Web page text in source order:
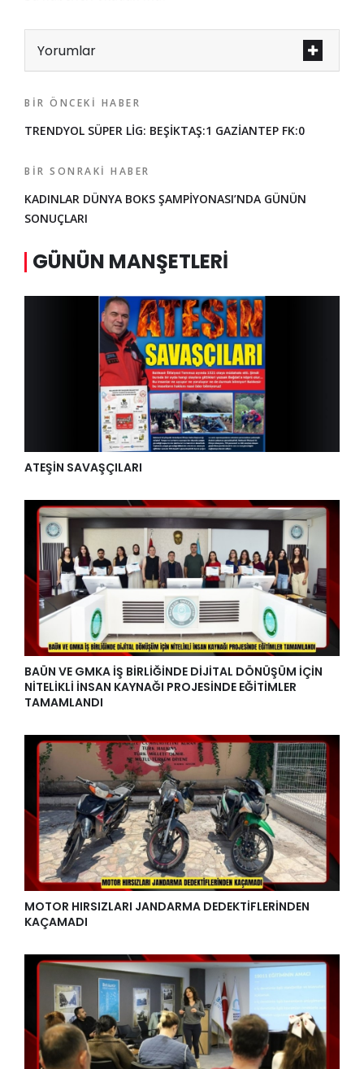
Yorumlar
BIR ÖNCEKI HABER
TRENDYOL SÜPER LİG: BEŞİKTAŞ:1 GAZİANTEP FK:0
BIR SONRAKI HABER
KADINLAR DÜNYA BOKS ŞAMPİYONASI’NDA GÜNÜN
SONUÇLARI
GÜNÜN MANŞETLERI
ATEŞİN SAVAŞÇILARI
BAÜN VE GMKA İŞ BİRLİĞİNDE DİJİTAL DÖNÜŞÜM İÇİN
NİTELİKLİ İNSAN KAYNAĞI PROJESİNDE EĞİTİMLER
TAMAMLANDI
MOTOR HIRSIZLARI JANDARMA DEDEKTİFLERİNDEN
KAÇAMADI